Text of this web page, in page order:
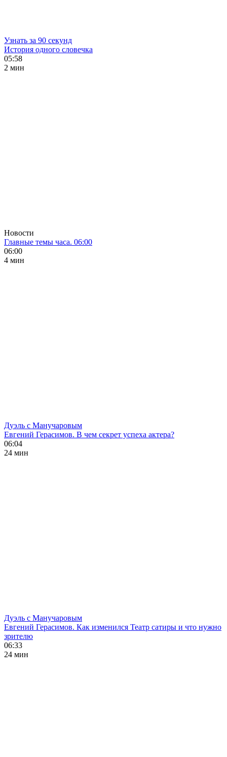
Узнать за 90 секунд
История одного словечка
05:58
2 мин
Новости
Главные темы часа. 06:00
06:00
4 мин
Дуэль с Манучаровым
Евгений Герасимов. В чем секрет успеха актера?
06:04
24 мин
Дуэль с Манучаровым
Евгений Герасимов. Как изменился Театр сатиры и что нужно
зрителю
06:33
24 мин